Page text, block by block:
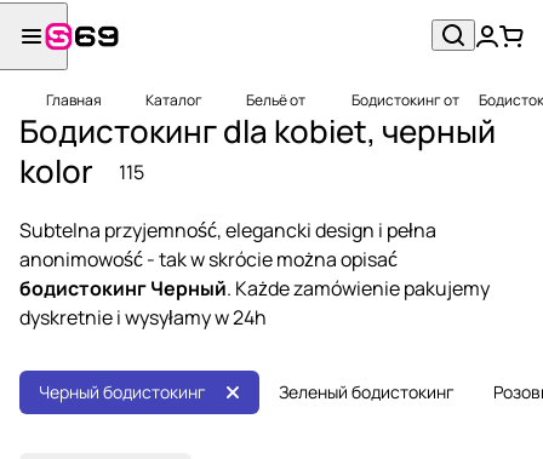
Главная Каталог Бельё от Бодистокинг от
Бодистокинг dla kobiet, черный
kolor
115
Subtelna przyjemność, elegancki design i pełna
anonimowość - tak w skrócie można opisać
бодистокинг Черный. Każde zamówienie pakujemy
dyskretnie i wysyłamy w 24h
Черный бодистокинг Зеленый бодистокинг